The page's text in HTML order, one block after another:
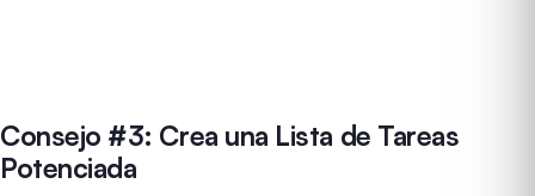
Consejo #3: Crea una Lista de Tareas
Potenciada